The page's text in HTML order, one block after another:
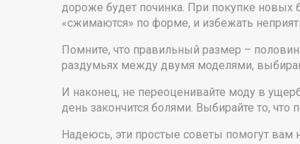
дороже будет починка. При покупке новых
«сжимаются» по форме, и избежать
Помните, что правильный размер –
раздумьях между двумя моделями,
И наконец, не переоценивайте моду в
день закончится болями. Выбирайте то,
Надеюсь, эти простые советы помогут вам